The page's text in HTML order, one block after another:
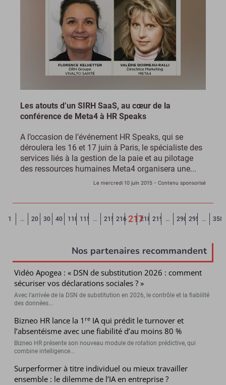
Les atouts d’un SIRH SaaS, au cœur de la
conférence de Meta4 à HR Speaks
A l’occasion de l’événement HR Speaks, qui se
déroulera les 16 et 17 juin à Paris, le spécialiste des
services liés à la gestion de la paie et au pilotage
des ressources humaines Meta4 organisera une...
Le mercredi 10 juin 2015 - Contenu sponsorisé
Page précédente
1 … 20 30 40 110 115 … 215 216 217218 219 … 290 295 … 358
Nos partenaires recommandent
Vidéo Apogea : « DSN de substitution 2026 : comment
sécuriser vos déclarations sociales ? »
Avec l’arrivée de la DSN de substitution en 2026, le contrôle et la fiabilité
des données...
Bizneo HR lance la 1 re IA qui prédit le turnover et
l’absentéisme avec une fiabilité d’au moins 80 %
Bizneo HR présente son nouveau module de rotation prédictive, qui
combine intelligence...
Surperformer à titre individuel ou mieux travailler
ensemble : le dilemme de l’IA en entreprise ?